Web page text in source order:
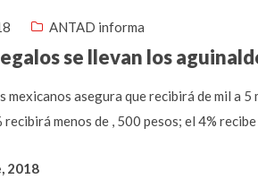
ANTAD informa
se llevan los
mexicanos asegura que recibirá de mil a
menos de , 500 pesos; el 4%
2018